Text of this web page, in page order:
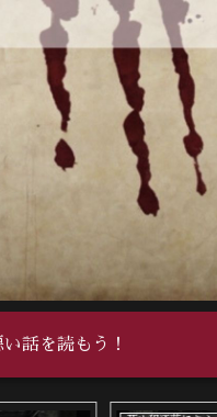
話を読もう！